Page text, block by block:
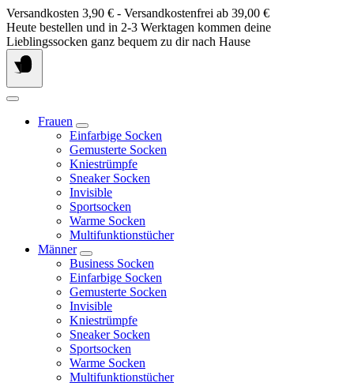
Springe
zum
Inhalt
Versandkosten 3,90 € - Versandkostenfrei ab 39,00 €
Heute bestellen und in 2-3 Werktagen kommen deine
Lieblingssocken ganz bequem zu dir nach Hause
Frauen
Einfarbige Socken
Gemusterte Socken
Kniestrümpfe
Sneaker Socken
Invisible
Sportsocken
Warme Socken
Multifunktionstücher
Männer
Business Socken
Einfarbige Socken
Gemusterte Socken
Invisible
Kniestrümpfe
Sneaker Socken
Sportsocken
Warme Socken
Multifunktionstücher